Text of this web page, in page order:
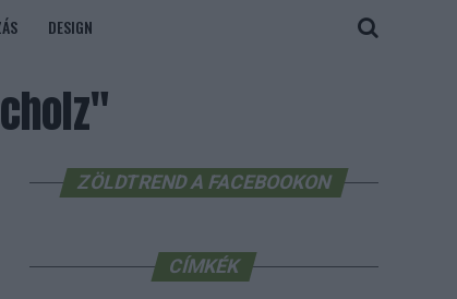
DESIGN
ZÖLDTREND A FACEBOOKON
CÍMKÉK